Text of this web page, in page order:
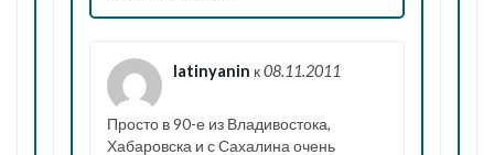
latinyanin к08.11.2011
Просто в 90-е из Владивостока,
Хабаровска и с Сахалина очень